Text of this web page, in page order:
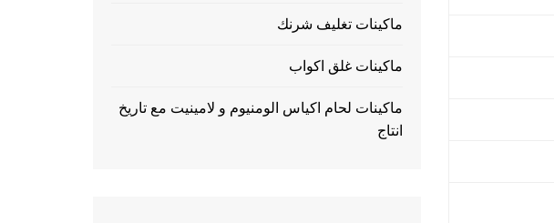
ماكينات تغليف شرنك
ماكينات غلق اكواب
ماكينات لحام اكياس الومنيوم و لامينيت مع تاريخ
انتاج